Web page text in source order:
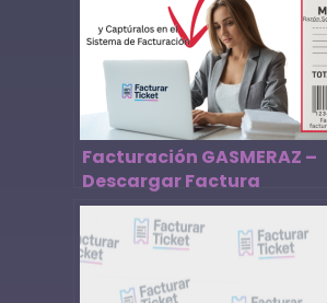
Facturación GASMERAZ –
Descargar Factura